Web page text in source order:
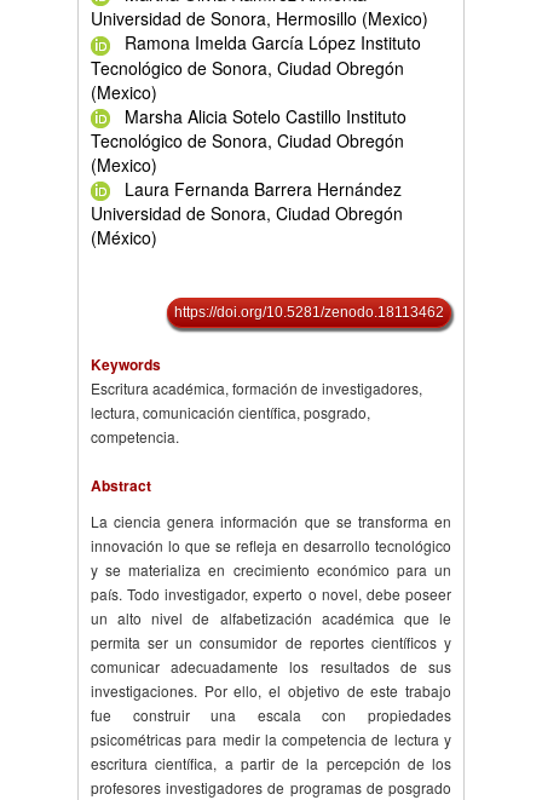
Universidad de Sonora, Hermosillo (Mexico)
Ramona Imelda García López Instituto
Tecnológico de Sonora, Ciudad Obregón
(Mexico)
Marsha Alicia Sotelo Castillo Instituto
Tecnológico de Sonora, Ciudad Obregón
(Mexico)
Laura Fernanda Barrera Hernández
Universidad de Sonora, Ciudad Obregón
(México)
https://doi.org/10.5281/zenodo.18113462
Keywords
Escritura académica, formación de investigadores,
lectura, comunicación científica, posgrado,
competencia.
Abstract
La ciencia genera información que se transforma en
innovación lo que se refleja en desarrollo tecnológico
y se materializa en crecimiento económico para un
país. Todo investigador, experto o novel, debe poseer
un alto nivel de alfabetización académica que le
permita ser un consumidor de reportes científicos y
comunicar adecuadamente los resultados de sus
investigaciones. Por ello, el objetivo de este trabajo
fue construir una escala con propiedades
psicométricas para medir la competencia de lectura y
escritura científica, a partir de la percepción de los
profesores investigadores de programas de posgrado